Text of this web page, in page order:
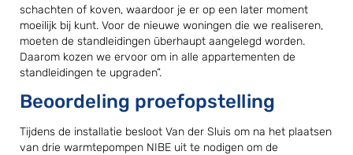
schachten of koven, waardoor je er op een later moment
moeilijk bij kunt. Voor de nieuwe woningen die we realiseren,
moeten de standleidingen überhaupt aangelegd worden.
Daarom kozen we ervoor om in alle appartementen de
standleidingen te upgraden”.
Beoordeling proefopstelling
Tijdens de installatie besloot Van der Sluis om na het plaatsen
van drie warmtepompen NIBE uit te nodigen om de